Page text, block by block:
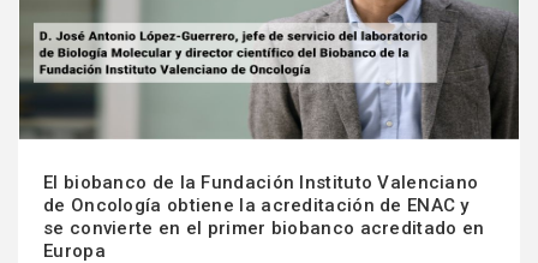
El biobanco de la Fundación Instituto Valenciano
de Oncología obtiene la acreditación de ENAC y
se convierte en el primer biobanco acreditado en
Europa